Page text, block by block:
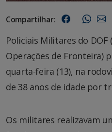
Compartilhar:
Policiais Militares do
Operações de Fronteira)
quarta-feira (13), na
de 38 anos de idade por
Os militares realizavam